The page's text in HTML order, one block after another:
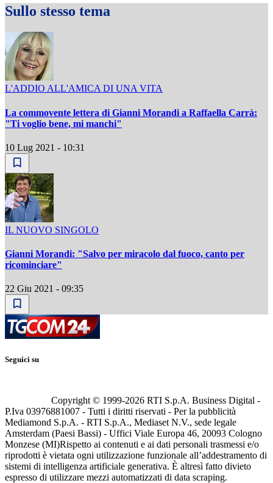
Sullo stesso tema
L'ADDIO ALL'AMICA DI UNA VITA
La commovente lettera di Gianni Morandi a Raffaella Carrà:
"Ti voglio bene, mi manchi"
10 Lug 2021 - 10:31
IL NUOVO SINGOLO
Gianni Morandi: "Salvo per miracolo dal fuoco, canto per
ricominciare"
22 Giu 2021 - 09:35
Seguici su
Copyright © 1999-2026 RTI S.p.A. Business Digital -
P.Iva 03976881007 - Tutti i diritti riservati - Per la pubblicità
Mediamond S.p.A. - RTI S.p.A., Mediaset N.V., sede legale
Amsterdam (Paesi Bassi) - Uffici Viale Europa 46, 20093 Cologno
Monzese (MI)Rispetto ai contenuti e ai dati personali trasmessi e/o
riprodotti è vietata ogni utilizzazione funzionale all’addestramento di
sistemi di intelligenza artificiale generativa. È altresì fatto divieto
espresso di utilizzare mezzi automatizzati di data scraping.